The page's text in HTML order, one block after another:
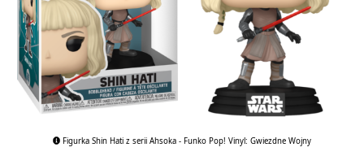
Figurka Shin Hati z serii Ahsoka - Funko Pop! Vinyl: Gwiezdne Wojny